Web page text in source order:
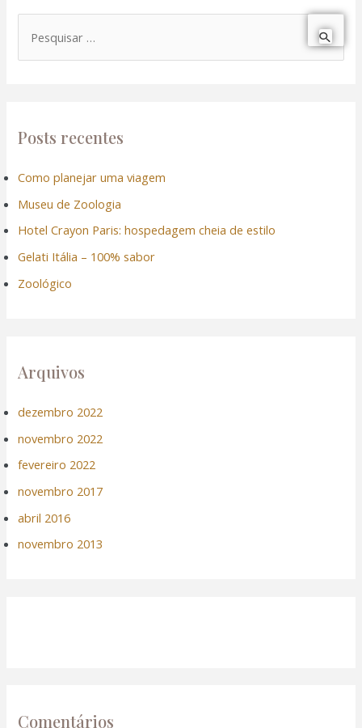
e
u
s
a
r
p
Posts recentes
Como planejar uma viagem
Museu de Zoologia
Hotel Crayon Paris: hospedagem cheia de estilo
Gelati Itália – 100% sabor
Zoológico
Arquivos
dezembro 2022
novembro 2022
fevereiro 2022
novembro 2017
abril 2016
novembro 2013
Comentários